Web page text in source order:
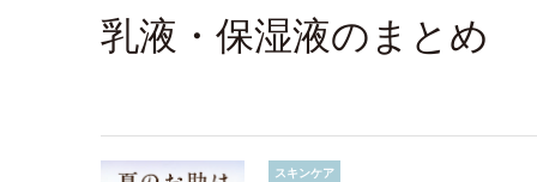
乳液・保湿液のまとめ
スキンケア